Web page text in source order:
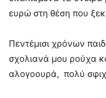
ευρώ στη θέση που
Πεντέμισι χρόνων
σχολιανά μου ρούχα
αλογοουρά, πολύ